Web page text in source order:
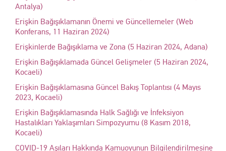
Antalya)
Erişkin Bağışıklamanın Önemi ve Güncellemeler (Web
Konferans, 11 Haziran 2024)
Erişkinlerde Bağışıklama ve Zona (5 Haziran 2024, Adana)
Erişkin Bağışıklamada Güncel Gelişmeler (5 Haziran 2024,
Kocaeli)
Erişkin Bağışıklamasına Güncel Bakış Toplantısı (4 Mayıs
2023, Kocaeli)
Erişkin Bağışıklamasında Halk Sağlığı ve İnfeksiyon
Hastalıkları Yaklaşımları Simpozyumu (8 Kasım 2018,
Kocaeli)
COVID-19 Aşıları Hakkında Kamuoyunun Bilgilendirilmesine